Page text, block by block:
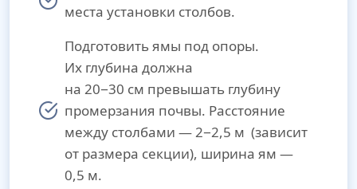
места установки столбов.
Подготовить ямы под опоры.
Их глубина должна
на 20−30 см превышать глубину
промерзания почвы. Расстояние
между столбами — 2−2,5 м (зависит
от размера секции), ширина ям —
0,5 м.